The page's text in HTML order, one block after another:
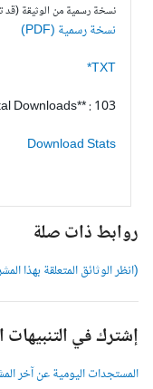
نسخة رسمية من الوثيقة (قد تضم
نسخة رسمية (PDF)
TXT*
Total Downloads** : 103
Download Stats
روابط ذات صلة
(انظر الوثائق المتعلقة بهذا
إشترك في التنبيهات
المستجدات اليومية عن آخر